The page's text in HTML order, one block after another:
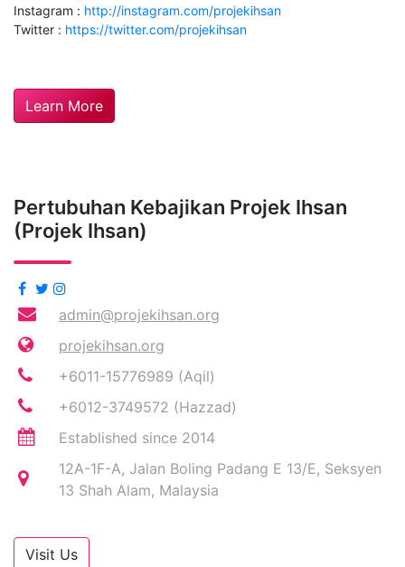
Instagram : http://instagram.com/projekihsan
Twitter : https://twitter.com/projekihsan
Learn More
Pertubuhan Kebajikan Projek Ihsan
(Projek Ihsan)
admin@projekihsan.org
projekihsan.org
+6011-15776989 (Aqil)
+6012-3749572 (Hazzad)
Established since 2014
12A-1F-A, Jalan Boling Padang E 13/E, Seksyen
13 Shah Alam, Malaysia
Visit Us